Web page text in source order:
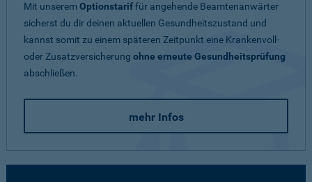
Mit unseremOptionstariffür angehende Beamtenanwärter
sicherst du dir deinen aktuellen Gesundheitszustand und
kannst somit zu einem späteren Zeitpunkt eine Krankenvoll-
oder Zusatzversicherung ohne erneute Gesundheitsprüfung
abschließen.
mehr Infos